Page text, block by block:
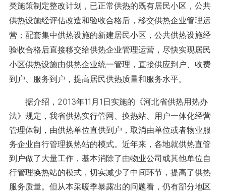
类施策制定整改计划，已正常供热的既有居民小区，公共
供热设施经评估改造和验收合格后，移交供热企业管理运
营；配套集中供热设施的新建居民小区，公共供热设施经
验收合格后直接移交给供热企业管理运营，尽快实现居民
小区供热设施由供热企业统一管理，直接供应到户、收费
到户、服务到户，提高居民供热质量和服务水平。
据介绍，2013年11月1日实施的《河北省供热用热办
法》规定，我省供热实行管网、换热站、用户一体化经营
管理体制，由供热单位直供到户，取消由单位或者物业服
务企业自行管理换热站的模式。近年来，各地就供热直管
到户做了大量工作，基本消除了由物业公司或其他单位自
行管理换热站的模式，切实减少了中间环节，提高了供热
服务质量。但从本采暖季暴露出的问题看，仍有部分地区